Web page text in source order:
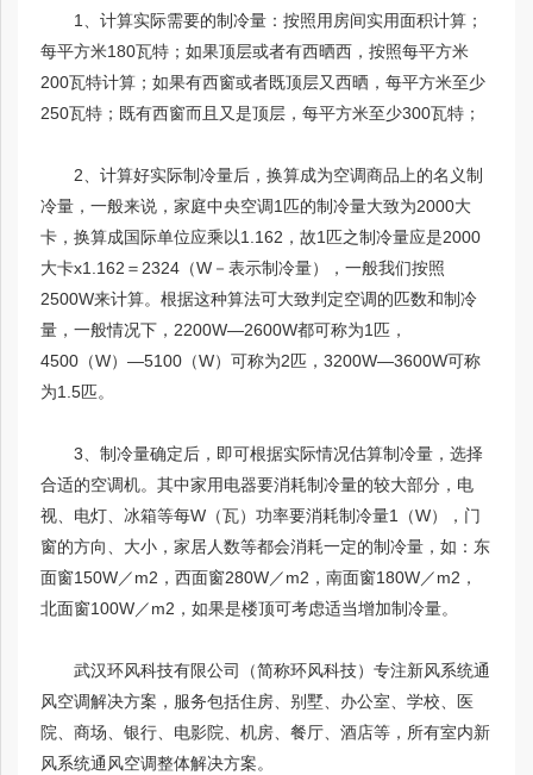
1、计算实际需要的制冷量：按照用房间实用面积计算；
每平方米180瓦特；如果顶层或者有西晒西，按照每平方米
200瓦特计算；如果有西窗或者既顶层又西晒，每平方米至少
250瓦特；既有西窗而且又是顶层，每平方米至少300瓦特；
2、计算好实际制冷量后，换算成为空调商品上的名义制
冷量，一般来说，家庭中央空调1匹的制冷量大致为2000大
卡，换算成国际单位应乘以1.162，故1匹之制冷量应是2000
大卡x1.162＝2324（W－表示制冷量），一般我们按照
2500W来计算。根据这种算法可大致判定空调的匹数和制冷
量，一般情况下，2200W—2600W都可称为1匹，
4500（W）—5100（W）可称为2匹，3200W—3600W可称
为1.5匹。
3、制冷量确定后，即可根据实际情况估算制冷量，选择
合适的空调机。其中家用电器要消耗制冷量的较大部分，电
视、电灯、冰箱等每W（瓦）功率要消耗制冷量1（W），门
窗的方向、大小，家居人数等都会消耗一定的制冷量，如：东
面窗150W／m2，西面窗280W／m2，南面窗180W／m2，
北面窗100W／m2，如果是楼顶可考虑适当增加制冷量。
武汉环风科技有限公司（简称环风科技）专注新风系统通
风空调解决方案，服务包括住房、别墅、办公室、学校、医
院、商场、银行、电影院、机房、餐厅、酒店等，所有室内新
风系统通风空调整体解决方案。